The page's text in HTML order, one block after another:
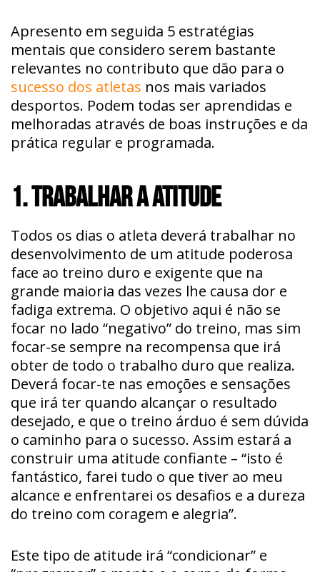
Apresento em seguida 5 estratégias
mentais que considero serem bastante
relevantes no contributo que dão para o
sucesso dos atletas nos mais variados
desportos. Podem todas ser aprendidas e
melhoradas através de boas instruções e da
prática regular e programada.
1. TRABALHAR A ATITUDE
Todos os dias o atleta deverá trabalhar no
desenvolvimento de um atitude poderosa
face ao treino duro e exigente que na
grande maioria das vezes lhe causa dor e
fadiga extrema. O objetivo aqui é não se
focar no lado “negativo” do treino, mas sim
focar-se sempre na recompensa que irá
obter de todo o trabalho duro que realiza.
Deverá focar-te nas emoções e sensações
que irá ter quando alcançar o resultado
desejado, e que o treino árduo é sem dúvida
o caminho para o sucesso. Assim estará a
construir uma atitude confiante – “isto é
fantástico, farei tudo o que tiver ao meu
alcance e enfrentarei os desafios e a dureza
do treino com coragem e alegria”.
Este tipo de atitude irá “condicionar” e